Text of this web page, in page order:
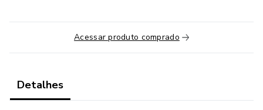
eletricidade levou mais de 100 anos desde
a sua descoberta até ser usada pelas pessoas, as redes de
Acessar produto comprado
Detalhes